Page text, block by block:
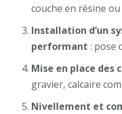
couche en résine
Installation d’un
performant : pose
Mise en place des
gravier, calcaire
Nivellement et